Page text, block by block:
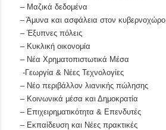
– Μαζικά δεδομένα
– Άμυνα και ασφάλεια στον κυβερνοχώρο
– Έξυπνες πόλεις
– Κυκλική οικονομία
– Νέα Χρηματοπιστωτικά Μέσα
-Γεωργία & Νέες Τεχνολογίες
– Νέο περιβάλλον λιανικής πώλησης
– Κοινωνικά μέσα και Δημοκρατία
– Επιχειρηματικότητα & Επενδυτές
– Εκπαίδευση και Νέες πρακτικές